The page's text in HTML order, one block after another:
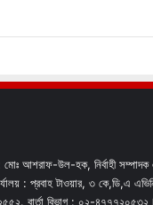
আশরাফ-উল-হক, নির্বাহী
: প্রবাহ টাওয়ার, ৩ কে,ডি,এ
বার্তা বিভাগ : ০২-